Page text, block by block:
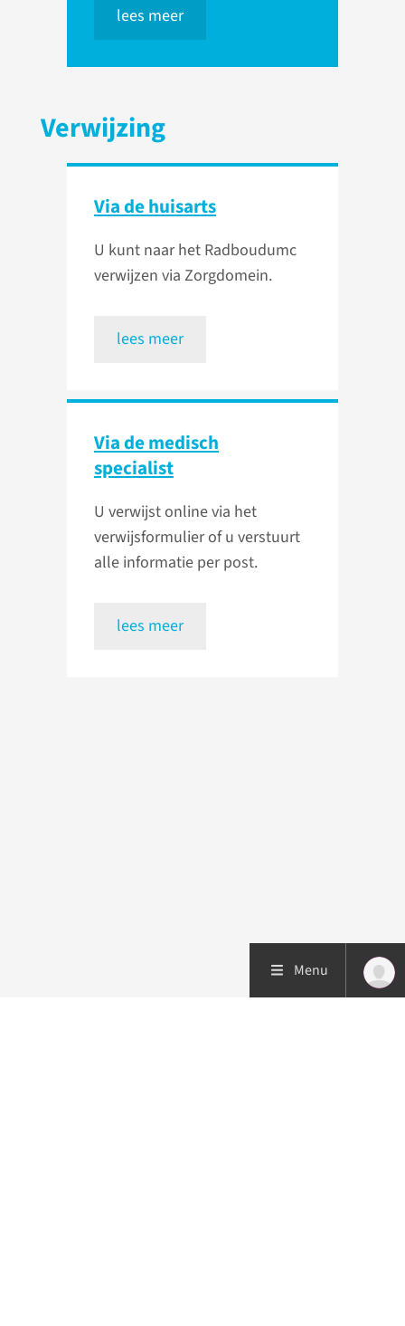
lees meer
Verwijzing
Via de huisarts
U kunt naar het Radboudumc
verwijzen via Zorgdomein.
lees meer
Via de medisch
specialist
U verwijst online via het
verwijsformulier of u verstuurt
alle informatie per post.
lees meer
Menu